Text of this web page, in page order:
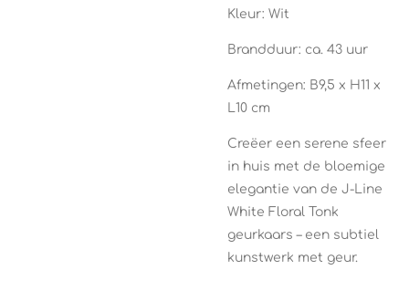
Kleur: Wit
Brandduur: ca. 43 uur
Afmetingen: B9,5 x H11 x
L10 cm
Creëer een serene sfeer
in huis met de bloemige
elegantie van de J-Line
White Floral Tonk
geurkaars – een subtiel
kunstwerk met geur.